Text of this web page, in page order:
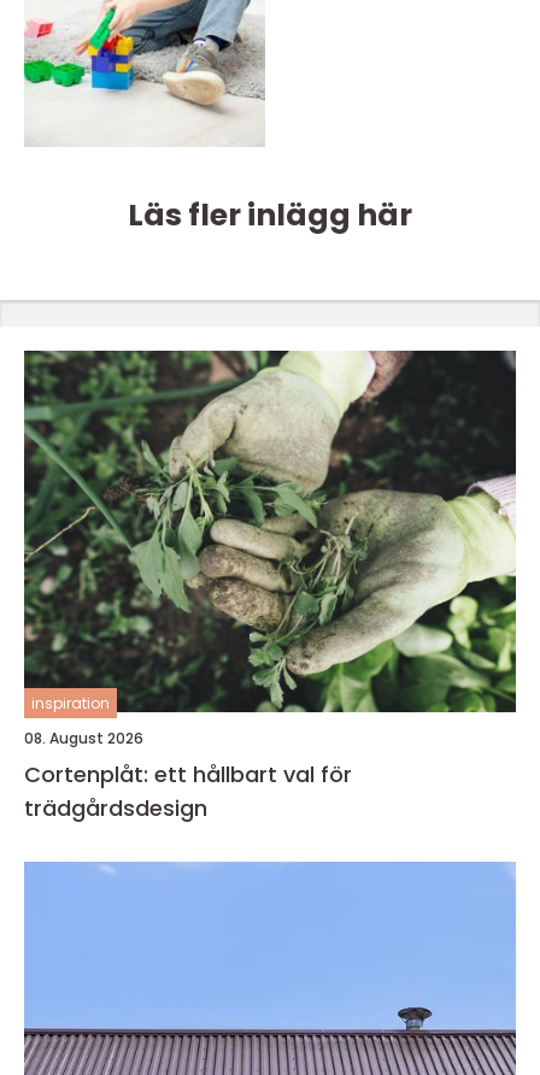
Läs fler inlägg här
inspiration
08. August 2026
Cortenplåt: ett hållbart val för
trädgårdsdesign